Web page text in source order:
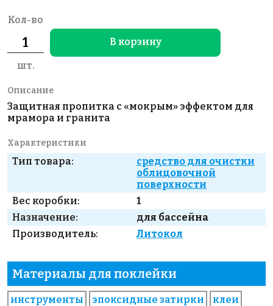
Кол-во
шт.
В корзину
Описание
Защитная пропитка с «мокрым» эффектом для
мрамора и гранита
Характеристики
Тип товара:
средство для очистки
облицовочной
поверхности
Вес коробки:
1
Назначение:
для бассейна
Производитель:
Литокол
Материалы для поклейки
инструменты эпоксидные затирки
клеи